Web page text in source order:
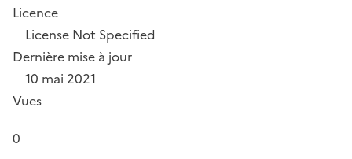
Licence
License Not Specified
Dernière mise à jour
10 mai 2021
Vues
0